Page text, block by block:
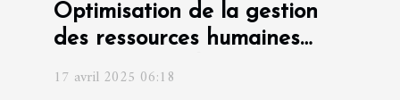
Optimisation de la gestion
des ressources humaines
grâce aux outils numériques
17 avril 2025 06:18